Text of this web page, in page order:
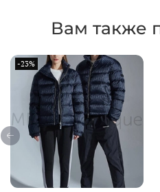
Вам также
-23%